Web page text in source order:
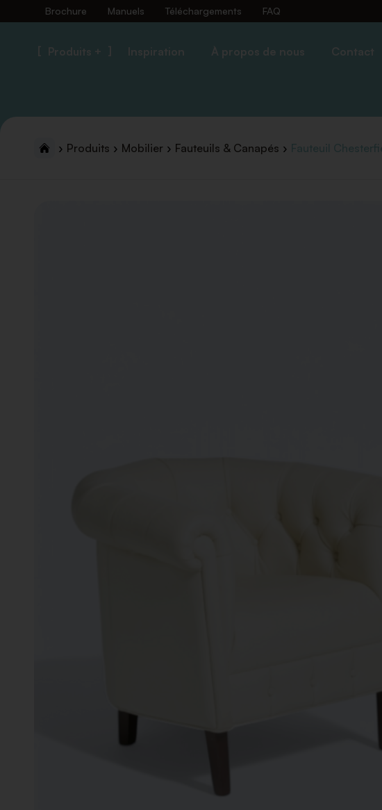
Brochure Manuels Téléchargements FAQ
Produits + Inspiration À propos de nous Contact
Produits Mobilier Fauteuils & Canapés Fauteuil